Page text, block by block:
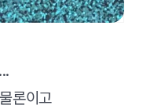
론이고